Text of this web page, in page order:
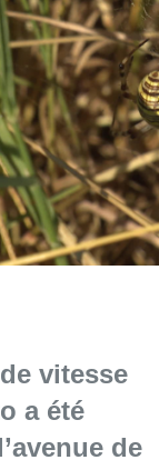
vitesse
a été
de